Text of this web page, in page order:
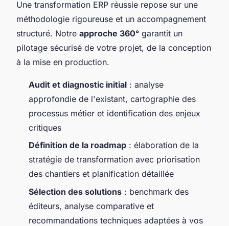
Une transformation ERP réussie repose sur une
méthodologie rigoureuse et un accompagnement
structuré. Notre approche 360° garantit un
pilotage sécurisé de votre projet, de la conception
à la mise en production.
Audit et diagnostic initial : analyse
approfondie de l'existant, cartographie des
processus métier et identification des enjeux
critiques
Définition de la roadmap : élaboration de la
stratégie de transformation avec priorisation
des chantiers et planification détaillée
Sélection des solutions : benchmark des
éditeurs, analyse comparative et
recommandations techniques adaptées à vos